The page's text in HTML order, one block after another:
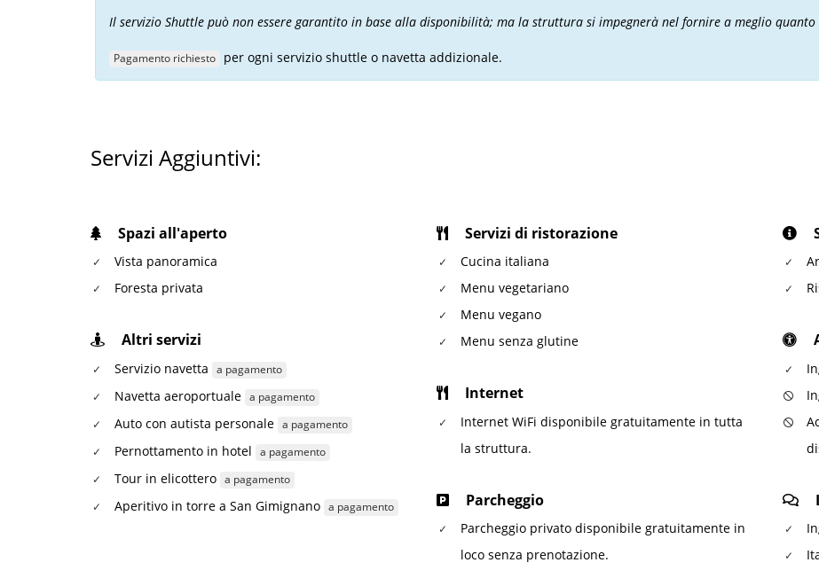
Il servizio Shuttle può non essere garantito in base alla disponibilità; ma la struttura si impegnerà nel fornire a meglio quanto
Pagamento richiesto per ogni servizio shuttle o navetta addizionale.
Servizi Aggiuntivi:
Spazi all'aperto
Vista panoramica
Foresta privata
Altri servizi
Servizio navetta a pagamento
Navetta aeroportuale a pagamento
Auto con autista personale a pagamento
Pernottamento in hotel a pagamento
Tour in elicottero a pagamento
Aperitivo in torre a San Gimignano a pagamento
Servizi di ristorazione
Cucina italiana
Menu vegetariano
Menu vegano
Menu senza glutine
Internet
Internet WiFi disponibile gratuitamente in tutta
la struttura.
Parcheggio
Parcheggio privato disponibile gratuitamente in
loco senza prenotazione.